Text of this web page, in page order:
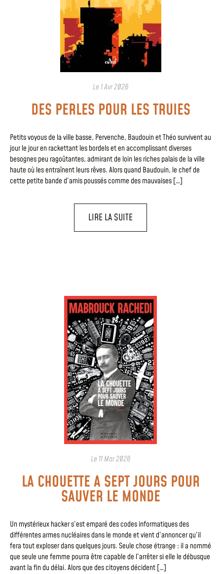
Le 1 Avr 2026
DES PERLES POUR LES TRUIES
Petits voyous de la ville basse, Pervenche, Baudouin et Théo survivent au
jour le jour en rackettant les bordels et en accomplissant diverses
besognes peu ragoûtantes, admirant de loin les riches palais de la ville
haute où les entraînent leurs rêves. Alors quand Baudouin, le chef de
cette petite bande d’amis poussés comme des mauvaises […]
LIRE LA SUITE
Le 11 Mar 2026
LA CHOUETTE A SEPT JOURS POUR
SAUVER LE MONDE
Un mystérieux hacker s’est emparé des codes informatiques des
différentes armes nucléaires dans le monde et vient d’annoncer qu’il
fera tout exploser dans quelques jours. Seule chose étrange : il a nommé
que seule une femme pourra être capable de l’arrêter si elle le débusque
avant la fin du délai. Alors que des citoyens décident […]